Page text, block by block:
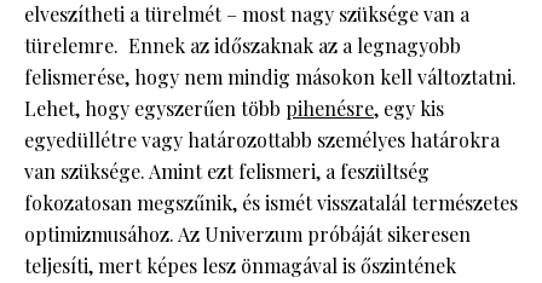
elveszítheti a türelmét – most nagy szüksége van a
türelemre. Ennek az időszaknak az a legnagyobb
felismerése, hogy nem mindig másokon kell változtatni.
Lehet, hogy egyszerűen több pihenésre, egy kis
egyedüllétre vagy határozottabb személyes határokra
van szüksége. Amint ezt felismeri, a feszültség
fokozatosan megszűnik, és ismét visszatalál természetes
optimizmusához. Az Univerzum próbáját sikeresen
teljesíti, mert képes lesz önmagával is őszintének